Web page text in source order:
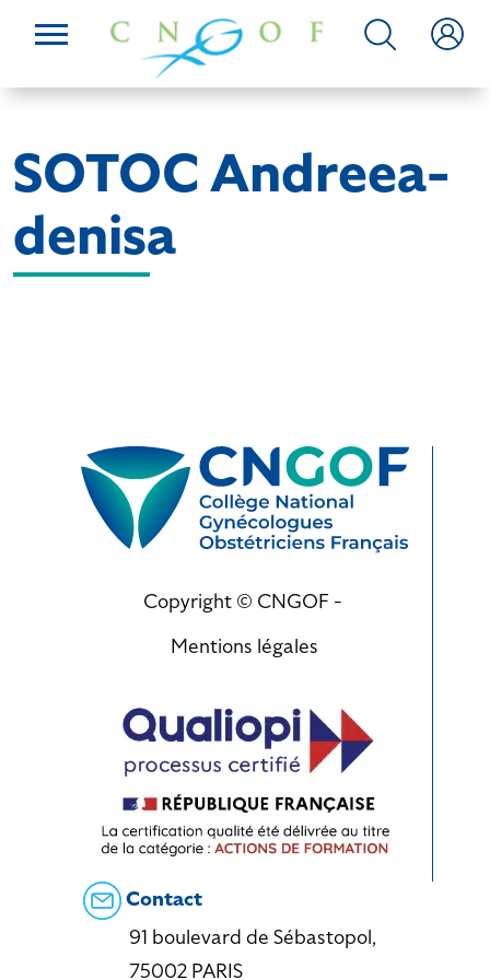
SOTOC Andreea-
denisa
Copyright © CNGOF -
Mentions légales
Contact
91 boulevard de Sébastopol,
75002 PARIS